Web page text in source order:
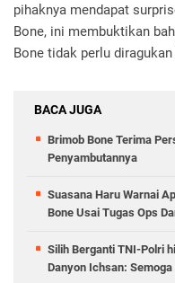
pihaknya mendapat
Bone, ini membuktikan
Bone tidak perlu
BACA JUGA
Brimob Bone Terima
Penyambutannya
Suasana Haru Warnai
Bone Usai Tugas Ops
Silih Berganti TNI-Polri
Danyon Ichsan: Semoga